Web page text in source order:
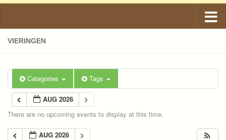
VIERINGEN
Categories Tags
AUG 2026
There are no upcoming events to display at this time.
AUG 2026